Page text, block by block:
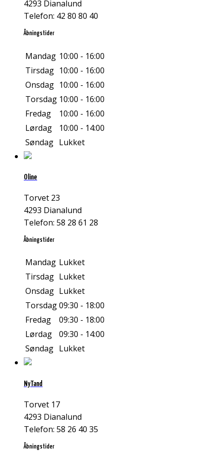
4293 Dianalund
Telefon: 42 80 80 40
Åbningstider
Mandag 10:00 - 16:00
Tirsdag 10:00 - 16:00
Onsdag 10:00 - 16:00
Torsdag 10:00 - 16:00
Fredag
10:00 - 16:00
Lørdag
10:00 - 14:00
Søndag Lukket
Oline
Torvet 23
4293 Dianalund
Telefon: 58 28 61 28
Åbningstider
Mandag Lukket
Tirsdag Lukket
Onsdag Lukket
Torsdag09:30 - 18:00
Fredag
09:30 - 18:00
Lørdag
09:30 - 14:00
Søndag Lukket
NyTand
Torvet 17
4293 Dianalund
Telefon: 58 26 40 35
Åbningstider